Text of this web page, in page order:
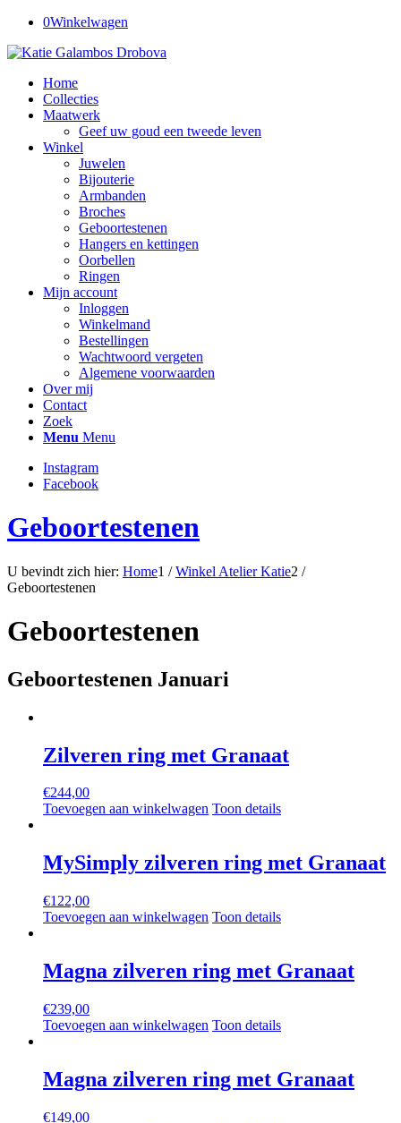
0Winkelwagen
Home
Collecties
Maatwerk
Geef uw goud een tweede leven
Winkel
Juwelen
Bijouterie
Armbanden
Broches
Geboortestenen
Hangers en kettingen
Oorbellen
Ringen
Mijn account
Inloggen
Winkelmand
Bestellingen
Wachtwoord vergeten
Algemene voorwaarden
Over mij
Contact
Zoek
Menu Menu
Instagram
Facebook
Geboortestenen
U bevindt zich hier: Home1 / Winkel Atelier Katie2 /
Geboortestenen
Geboortestenen
Geboortestenen Januari
Zilveren ring met Granaat
€244,00
Toevoegen aan winkelwagen Toon details
MySimply zilveren ring met Granaat
€122,00
Toevoegen aan winkelwagen Toon details
Magna zilveren ring met Granaat
€239,00
Toevoegen aan winkelwagen Toon details
Magna zilveren ring met Granaat
€149,00